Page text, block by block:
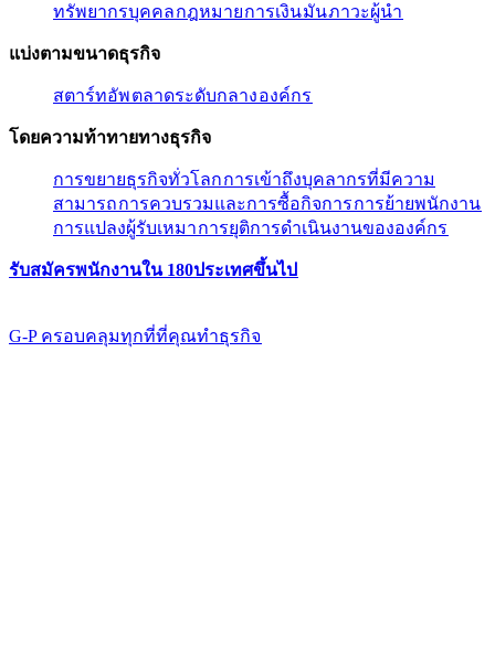
ทรัพยากรบุคคล​​กฎหมาย​​การเงิน​​มัน​​ภาวะผู้นํา​​
แบ่งตามขนาดธุรกิจ​​
สตาร์ทอัพ​​ตลาดระดับกลาง​​องค์กร​​
โดยความท้าทายทางธุรกิจ​​
การขยายธุรกิจทั่วโลก​​การเข้าถึงบุคลากรที่มีความ
สามารถ​​การควบรวมและการซื้อกิจการ​​การย้ายพนักงาน​​
การแปลงผู้รับเหมา​​การยุติการดำเนินงานขององค์กร​​
รับสมัครพนักงานใน 180ประเทศขึ้นไป​​
G-P ครอบคลุมทุกที่ที่คุณทําธุรกิจ​​